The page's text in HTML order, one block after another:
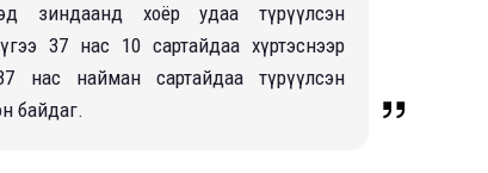
зиндаанд xоёр удаа түрүүлсэн
37 нас 10 сартайдаа xүртэснээр
нас найман сартайдаа түрүүлсэн
байдаг.